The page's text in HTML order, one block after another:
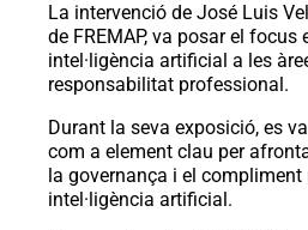
La intervenció de José Luis
de FREMAP, va posar el
intel·ligència artificial a les
responsabilitat professional.
Durant la seva exposició, es
com a element clau per
la governança i el
intel·ligència artificial.